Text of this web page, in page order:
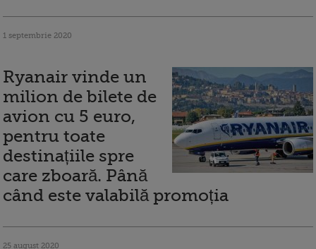
1 septembrie 2020
Ryanair vinde un
milion de bilete de
avion cu 5 euro,
pentru toate
destinațiile spre
care zboară. Până
când este valabilă promoția
25 august 2020